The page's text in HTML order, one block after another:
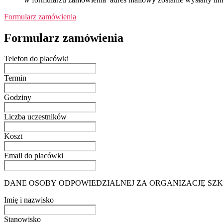
Formularz zamówienia
Formularz zamówienia
Telefon do placówki
Termin
Godziny
Liczba uczestników
Koszt
Email do placówki
DANE OSOBY ODPOWIEDZIALNEJ ZA ORGANIZACJĘ
Imię i nazwisko
Stanowisko